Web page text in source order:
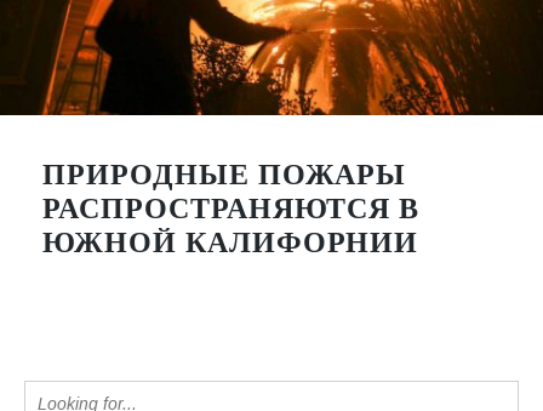
ПРИРОДНЫЕ ПОЖАРЫ
РАСПРОСТРАНЯЮТСЯ В
ЮЖНОЙ КАЛИФОРНИИ